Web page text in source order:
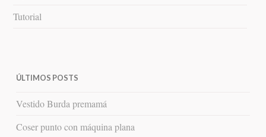
Tutorial
ÚLTIMOS POSTS
Vestido Burda premamá
Coser punto con máquina plana